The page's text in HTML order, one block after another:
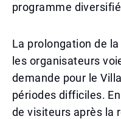
programme
La prolongation de
les organisateurs
demande pour le
périodes difficiles.
de visiteurs après la